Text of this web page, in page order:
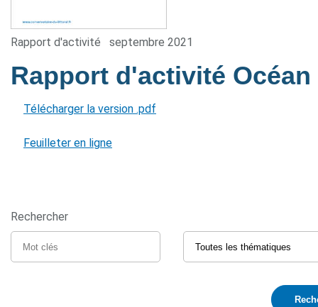
Rapport d'activité septembre 2021
Rapport d'activité
Télécharger la version .pdf
Feuilleter en ligne
Rechercher